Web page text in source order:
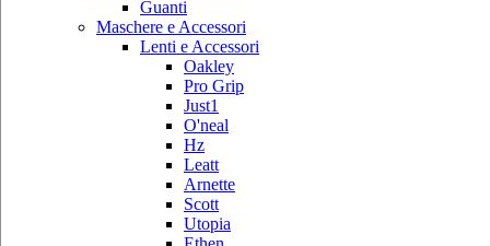
Guanti
Maschere e Accessori
Lenti e Accessori
Oakley
Pro Grip
Just1
O'neal
Hz
Leatt
Arnette
Scott
Utopia